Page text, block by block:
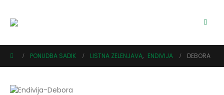
PONUDBA SADIK LISTNA ZELENJAVA, ENDIVIJA DEBORA